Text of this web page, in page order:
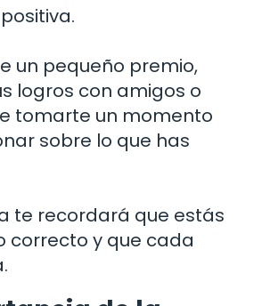
un pequeño premio,
logros con amigos o
tomarte un momento
sobre lo que has
te recordará que estás
correcto y que cada